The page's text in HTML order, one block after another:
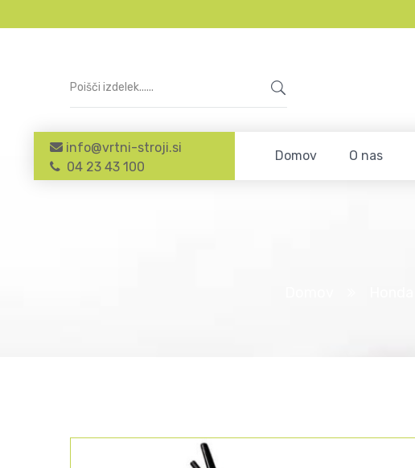
info@vrtni-stroji.si
04 23 43 100
Domov O nas